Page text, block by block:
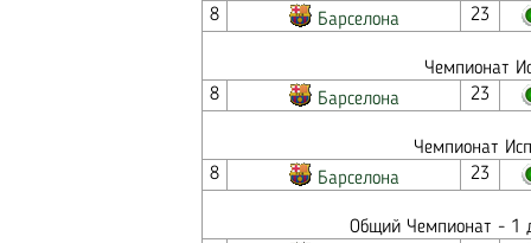
8
Барселона 23
Чемпионат
8
Барселона 23
Чемпионат
8
Барселона 23
Общий Чемпионат - 1